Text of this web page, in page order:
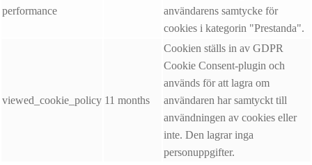
performance
användarens samtycke för
cookies i kategorin "Prestanda".
viewed_cookie_policy 11 months
Cookien ställs in av GDPR
Cookie Consent-plugin och
används för att lagra om
användaren har samtyckt till
användningen av cookies eller
inte. Den lagrar inga
personuppgifter.